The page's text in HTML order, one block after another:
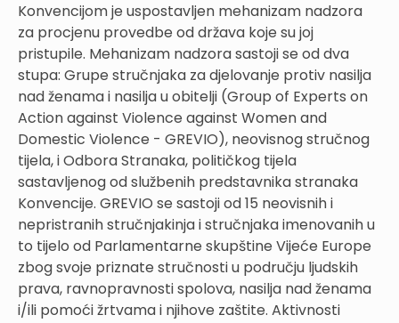
Konvencijom je uspostavljen mehanizam nadzora
za procjenu provedbe od država koje su joj
pristupile. Mehanizam nadzora sastoji se od dva
stupa: Grupe stručnjaka za djelovanje protiv nasilja
nad ženama i nasilja u obitelji (Group of Experts on
Action against Violence against Women and
Domestic Violence - GREVIO), neovisnog stručnog
tijela, i Odbora Stranaka, političkog tijela
sastavljenog od službenih predstavnika stranaka
Konvencije. GREVIO se sastoji od 15 neovisnih i
nepristranih stručnjakinja i stručnjaka imenovanih u
to tijelo od Parlamentarne skupštine Vijeće Europe
zbog svoje priznate stručnosti u području ljudskih
prava, ravnopravnosti spolova, nasilja nad ženama
i/ili pomoći žrtvama i njihove zaštite. Aktivnosti